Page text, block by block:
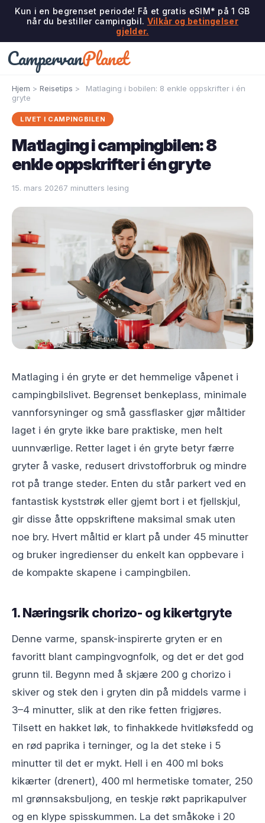
Kun i en begrenset periode! Få et gratis eSIM* på 1 GB
når du bestiller campingbil. Vilkår og betingelser
gjelder.
CampervanPlanet
Hjem > Reisetips >
Matlaging i bobilen: 8 enkle oppskrifter i én
gryte
LIVET I CAMPINGBILEN
Matlaging i campingbilen: 8
enkle oppskrifter i én gryte
15. mars 20267 minutters lesing
Matlaging i én gryte er det hemmelige våpenet i
campingbilslivet. Begrenset benkeplass, minimale
vannforsyninger og små gassflasker gjør måltider
laget i én gryte ikke bare praktiske, men helt
uunnværlige. Retter laget i én gryte betyr færre
gryter å vaske, redusert drivstofforbruk og mindre
rot på trange steder. Enten du står parkert ved en
fantastisk kyststrøk eller gjemt bort i et fjellskjul,
gir disse åtte oppskriftene maksimal smak uten
noe bry. Hvert måltid er klart på under 45 minutter
og bruker ingredienser du enkelt kan oppbevare i
de kompakte skapene i campingbilen.
1. Næringsrik chorizo- og kikertgryte
Denne varme, spansk-inspirerte gryten er en
favoritt blant campingvognfolk, og det er det god
grunn til. Begynn med å skjære 200 g chorizo i
skiver og stek den i gryten din på middels varme i
3–4 minutter, slik at den rike fetten frigjøres.
Tilsett en hakket løk, to finhakkede hvitløksfedd og
en rød paprika i terninger, og la det steke i 5
minutter til det er mykt. Hell i en 400 ml boks
kikærter (drenert), 400 ml hermetiske tomater, 250
ml grønnsaksbuljong, en teskje røkt paprikapulver
og en klype spisskummen. La det småkoke i 20